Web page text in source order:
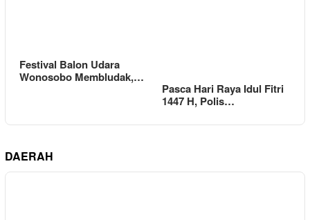
Festival Balon Udara
Wonosobo Membludak,…
Pasca Hari Raya Idul Fitri
1447 H, Polis…
DAERAH